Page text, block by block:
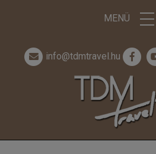
MENÜ
info@tdmtravel.hu